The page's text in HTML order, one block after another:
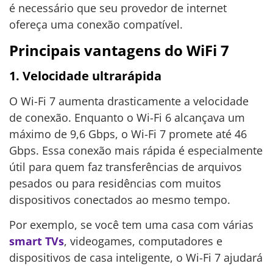
é necessário que seu provedor de internet
ofereça uma conexão compatível.
Principais vantagens do WiFi 7
1. Velocidade ultrarápida
O Wi-Fi 7 aumenta drasticamente a velocidade
de conexão. Enquanto o Wi-Fi 6 alcançava um
máximo de 9,6 Gbps, o Wi-Fi 7 promete até 46
Gbps. Essa conexão mais rápida é especialmente
útil para quem faz transferências de arquivos
pesados ou para residências com muitos
dispositivos conectados ao mesmo tempo.
Por exemplo, se você tem uma casa com várias
smart TVs, videogames, computadores e
dispositivos de casa inteligente, o Wi-Fi 7 ajudará